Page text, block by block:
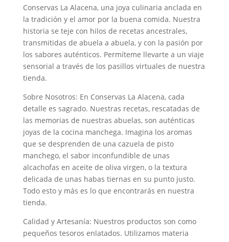
Conservas La Alacena, una joya culinaria anclada en
la tradición y el amor por la buena comida. Nuestra
historia se teje con hilos de recetas ancestrales,
transmitidas de abuela a abuela, y con la pasión por
los sabores auténticos. Permíteme llevarte a un viaje
sensorial a través de los pasillos virtuales de nuestra
tienda.
Sobre Nosotros: En Conservas La Alacena, cada
detalle es sagrado. Nuestras recetas, rescatadas de
las memorias de nuestras abuelas, son auténticas
joyas de la cocina manchega. Imagina los aromas
que se desprenden de una cazuela de pisto
manchego, el sabor inconfundible de unas
alcachofas en aceite de oliva virgen, o la textura
delicada de unas habas tiernas en su punto justo.
Todo esto y más es lo que encontrarás en nuestra
tienda.
Calidad y Artesanía: Nuestros productos son como
pequeños tesoros enlatados. Utilizamos materia